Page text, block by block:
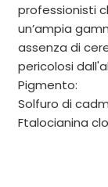
professionisti
un’ampia
assenza di
pericolosi
Pigmento:
Solfuro di
Ftalocianina